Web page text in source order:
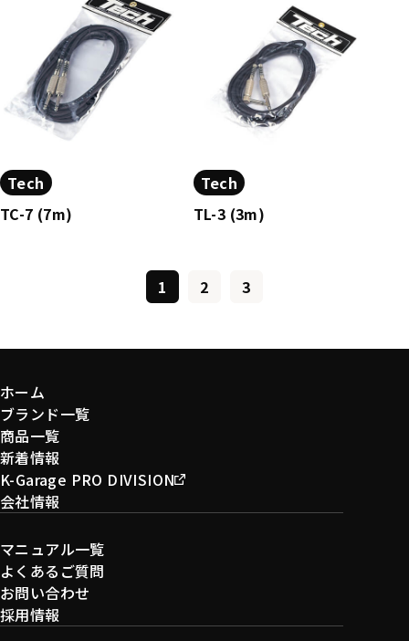
Tech
TC-7 (7m)
Tech
TL-3 (3m)
1 2 3
ホーム
ブランド一覧
商品一覧
新着情報
K-Garage PRO DIVISION
会社情報
マニュアル一覧
よくあるご質問
お問い合わせ
採用情報